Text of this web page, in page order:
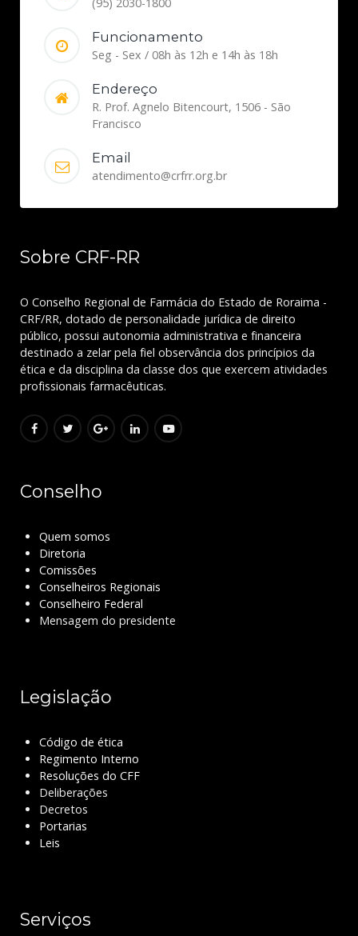
Funcionamento
Seg - Sex / 08h às 12h e 14h às 18h
Endereço
R. Prof. Agnelo Bitencourt, 1506 - São
Francisco
Email
atendimento@crfrr.org.br
Sobre CRF-RR
O Conselho Regional de Farmácia do Estado de Roraima -
CRF/RR, dotado de personalidade jurídica de direito
público, possui autonomia administrativa e financeira
destinado a zelar pela fiel observância dos princípios da
ética e da disciplina da classe dos que exercem atividades
profissionais farmacêuticas.
Conselho
Quem somos
Diretoria
Comissões
Conselheiros Regionais
Conselheiro Federal
Mensagem do presidente
Legislação
Código de ética
Regimento Interno
Resoluções do CFF
Deliberações
Decretos
Portarias
Leis
Serviços